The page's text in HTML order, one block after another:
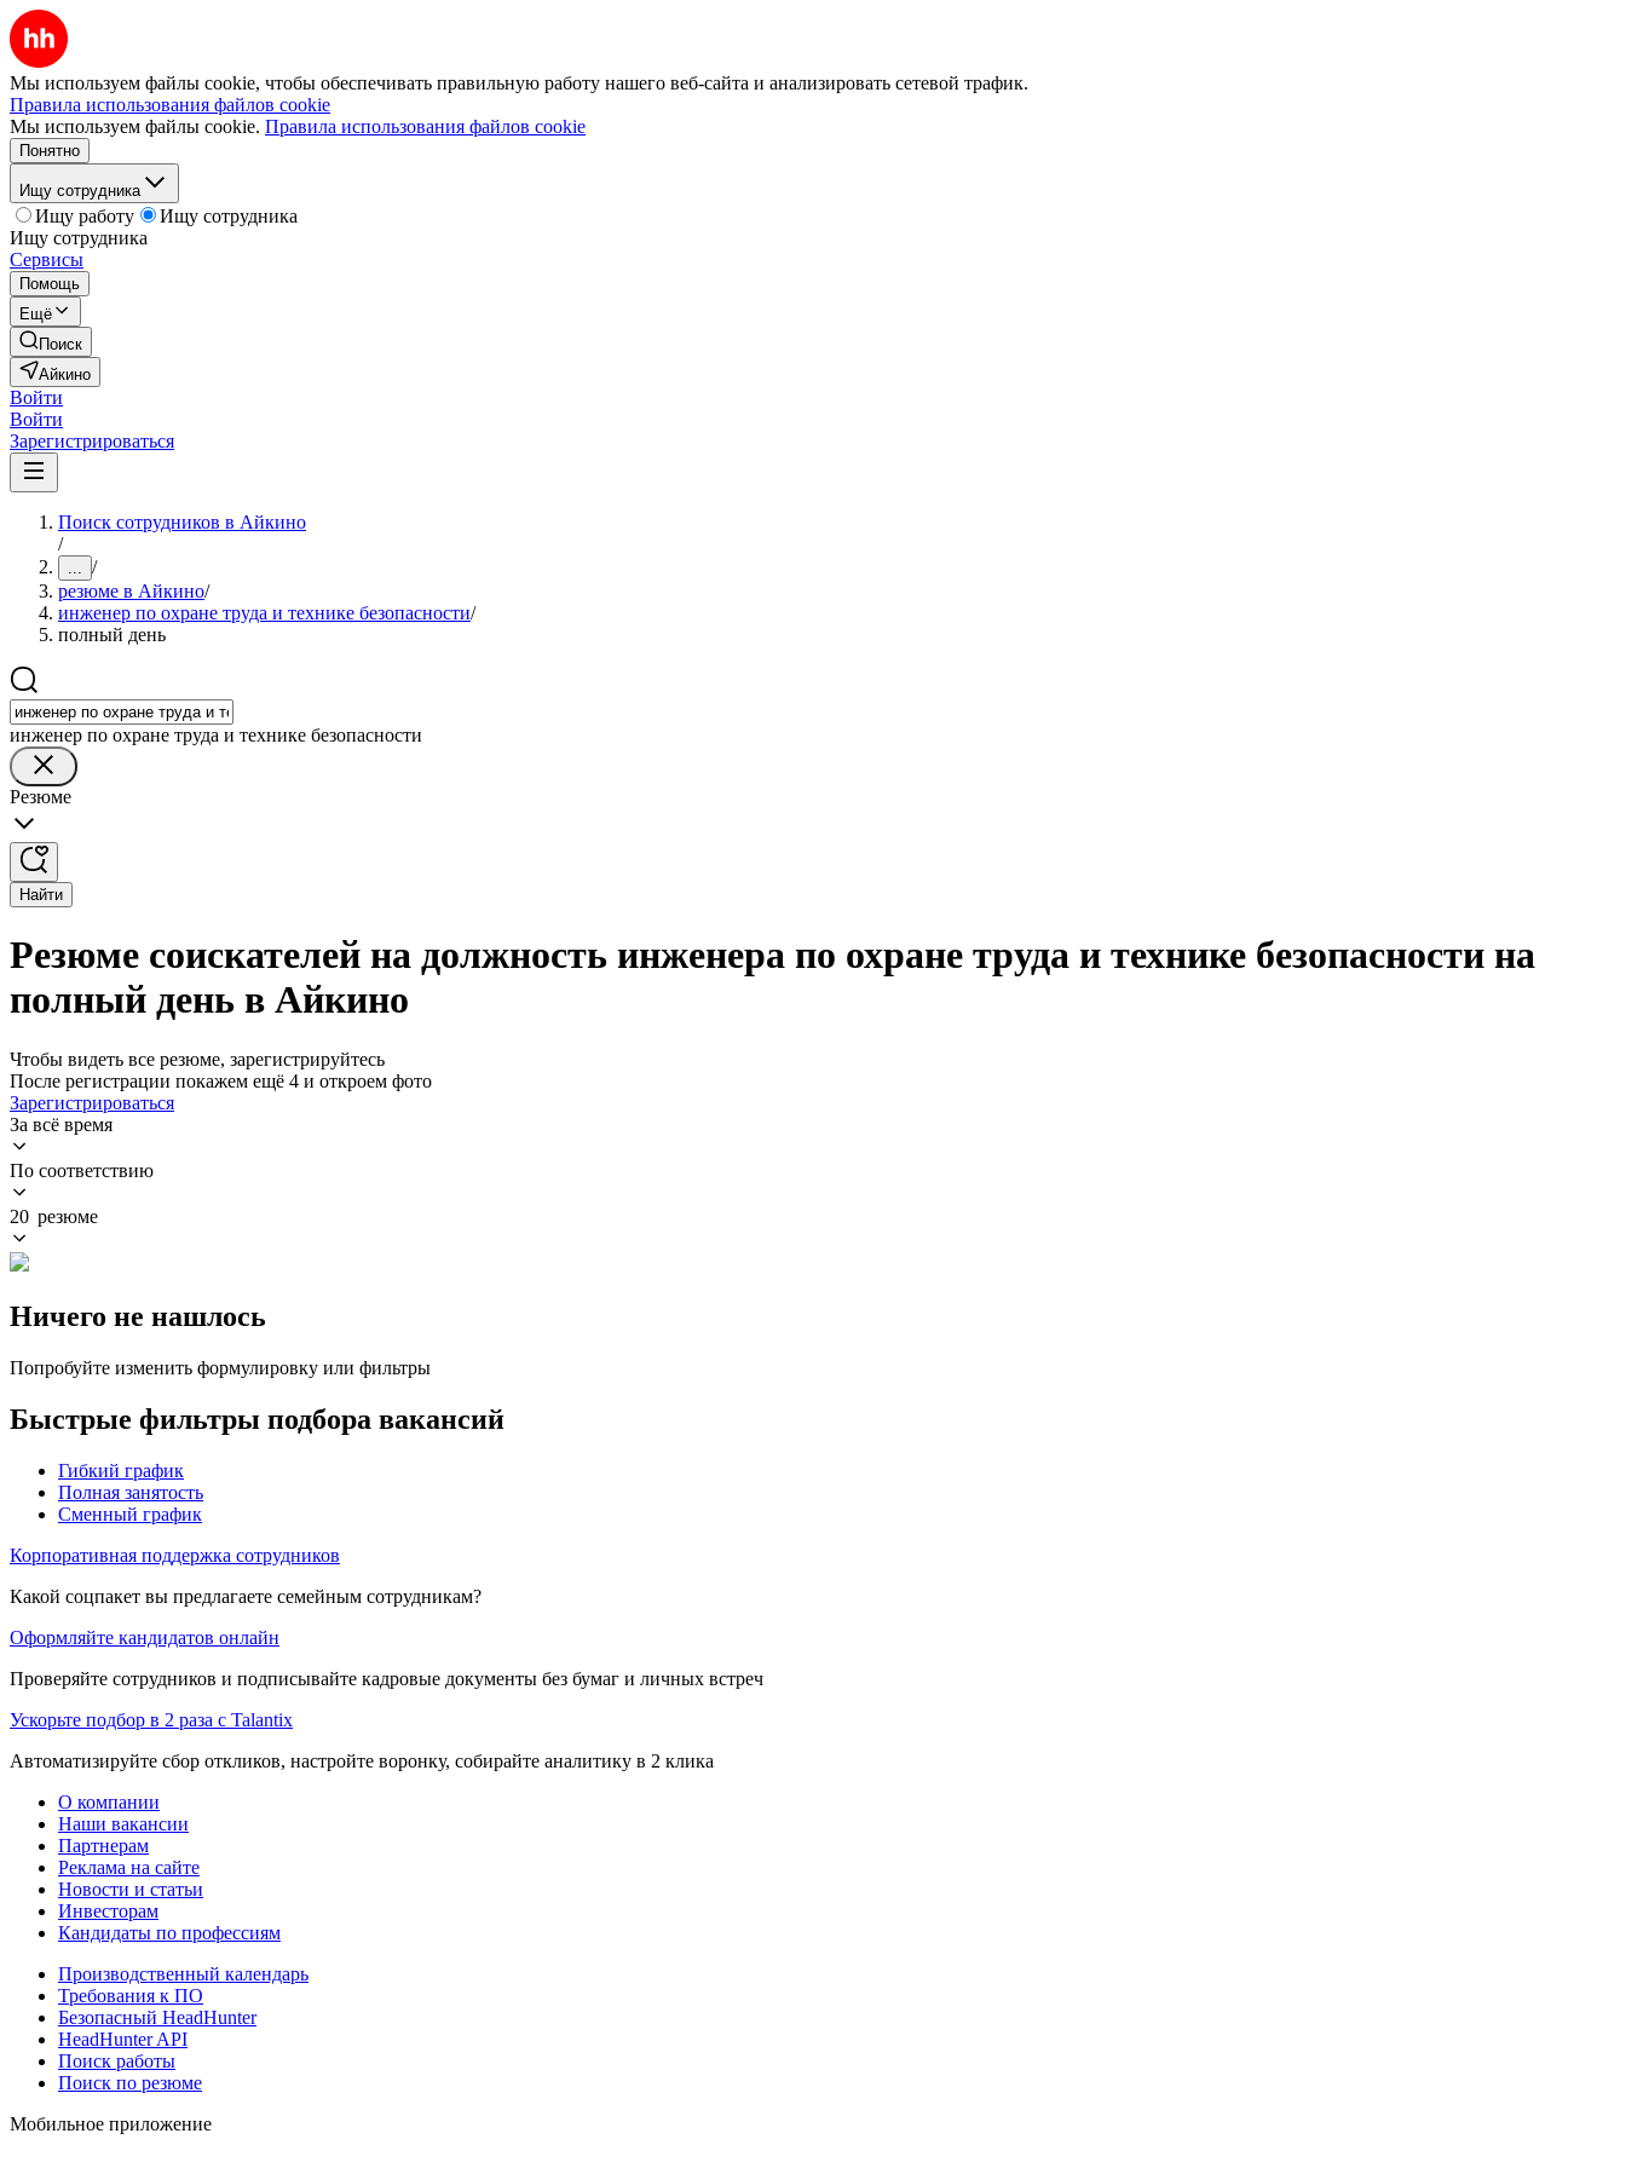
Мы используем файлы cookie, чтобы обеспечивать правильную работу нашего веб-сайта и анализировать сетевой трафик.
Правила использования файлов cookie
Мы используем файлы cookie. Правила использования файлов cookie
Понятно
Ищу сотрудника
Ищу работу
Ищу сотрудника
Ищу сотрудника
Сервисы
Помощь
Ещё
Поиск
Айкино
Войти
Войти
Зарегистрироваться
Поиск сотрудников в Айкино
/
... /
резюме в Айкино/
инженер по охране труда и технике безопасности/
полный день
инженер по охране труда и технике безопасности
Резюме
Найти
Резюме соискателей на должность инженера по охране труда и технике безопасности на
полный день в Айкино
Чтобы видеть все резюме, зарегистрируйтесь
После регистрации покажем ещё 4 и откроем фото
Зарегистрироваться
За всё время
По соответствию
20 резюме
Ничего не нашлось
Попробуйте изменить формулировку или фильтры
Быстрые фильтры подбора вакансий
Гибкий график
Полная занятость
Сменный график
Корпоративная поддержка сотрудников
Какой соцпакет вы предлагаете семейным сотрудникам?
Оформляйте кандидатов онлайн
Проверяйте сотрудников и подписывайте кадровые документы без бумаг и личных встреч
Ускорьте подбор в 2 раза с Talantix
Автоматизируйте сбор откликов, настройте воронку, собирайте аналитику в 2 клика
О компании
Наши вакансии
Партнерам
Реклама на сайте
Новости и статьи
Инвесторам
Кандидаты по профессиям
Производственный календарь
Требования к ПО
Безопасный HeadHunter
HeadHunter API
Поиск работы
Поиск по резюме
Мобильное приложение